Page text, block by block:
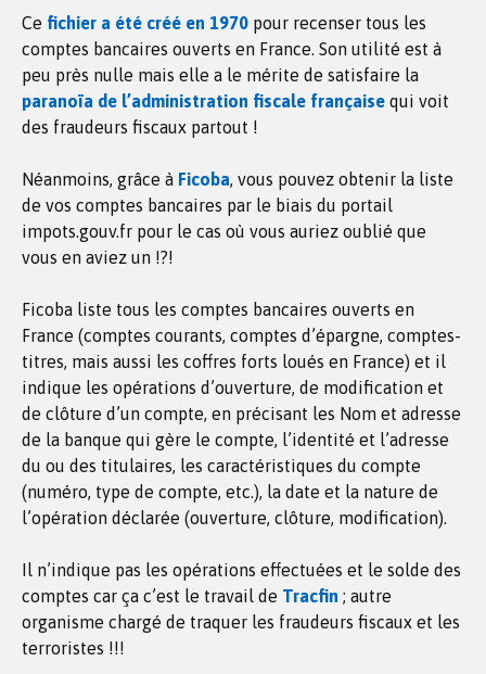
Ce fichier a été créé en 1970 pour recenser tous les
comptes bancaires ouverts en France. Son utilité est à
peu près nulle mais elle a le mérite de satisfaire la
paranoïa de l’administration fiscale française qui voit
des fraudeurs fiscaux partout !
Néanmoins, grâce à Ficoba, vous pouvez obtenir la liste
de vos comptes bancaires par le biais du portail
impots.gouv.fr pour le cas où vous auriez oublié que
vous en aviez un !?!
Ficoba liste tous les comptes bancaires ouverts en
France (comptes courants, comptes d’épargne, comptes-
titres, mais aussi les coffres forts loués en France) et il
indique les opérations d’ouverture, de modification et
de clôture d’un compte, en précisant les Nom et adresse
de la banque qui gère le compte, l’identité et l’adresse
du ou des titulaires, les caractéristiques du compte
(numéro, type de compte, etc.), la date et la nature de
l’opération déclarée (ouverture, clôture, modification).
Il n’indique pas les opérations effectuées et le solde des
comptes car ça c’est le travail de Tracfin ; autre
organisme chargé de traquer les fraudeurs fiscaux et les
terroristes !!!